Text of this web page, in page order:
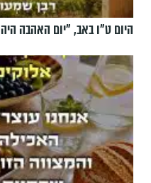
היום ט"ו באב, ”יום האהבה